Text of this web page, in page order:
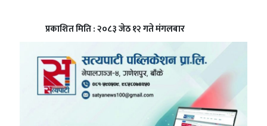
प्रकाशित मिति : २०८३ जेठ १२ गते मंगलबार